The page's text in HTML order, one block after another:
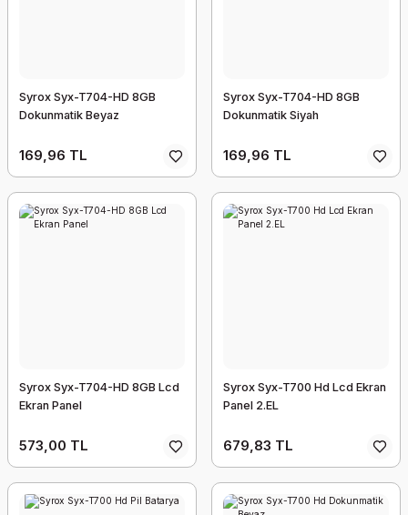
Syrox Syx-T704-HD 8GB
Dokunmatik Beyaz
169,96 TL
Syrox Syx-T704-HD 8GB
Dokunmatik Siyah
169,96 TL
Syrox Syx-T704-HD 8GB Lcd
Ekran Panel
573,00 TL
Syrox Syx-T700 Hd Lcd Ekran
Panel 2.EL
679,83 TL